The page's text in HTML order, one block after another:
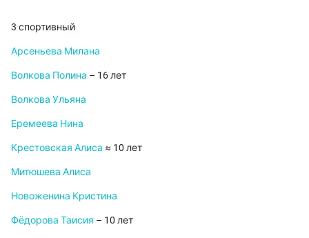
3 спортивный
Арсеньева Милана
Волкова Полина – 16 лет
Волкова Ульяна
Еремеева Нина
Крестовская Алиса ≈ 10 лет
Митюшева Алиса
Новоженина Кристина
Фёдорова Таисия – 10 лет